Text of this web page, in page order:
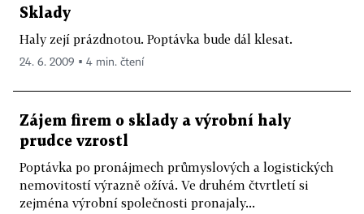
Sklady
Haly zejí prázdnotou. Poptávka bude dál klesat.
24. 6. 2009 ▪ 4 min. čtení
Zájem firem o sklady a výrobní haly
prudce vzrostl
Poptávka po pronájmech průmyslových a logistických
nemovitostí výrazně ožívá. Ve druhém čtvrtletí si
zejména výrobní společnosti pronajaly...